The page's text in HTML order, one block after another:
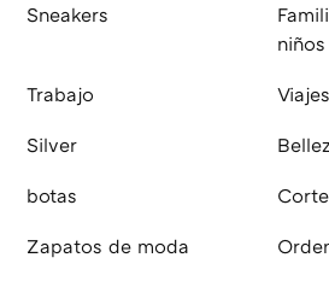
Sneakers
niños
Trabajo Viajes
Silver
botas
Zapatos de moda